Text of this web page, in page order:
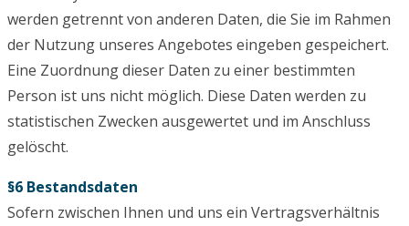
werden getrennt von anderen Daten, die Sie im Rahmen
der Nutzung unseres Angebotes eingeben gespeichert.
Eine Zuordnung dieser Daten zu einer bestimmten
Person ist uns nicht möglich. Diese Daten werden zu
statistischen Zwecken ausgewertet und im Anschluss
gelöscht.
§6 Bestandsdaten
Sofern zwischen Ihnen und uns ein Vertragsverhältnis